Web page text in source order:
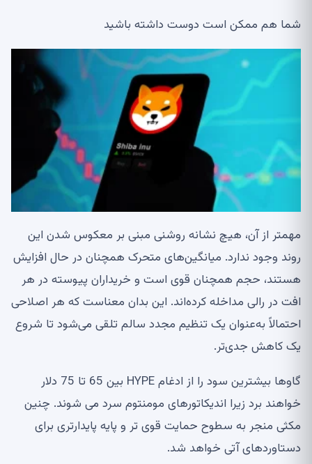
شما هم ممکن است دوست داشته باشید
مهمتر از آن، هیچ نشانه روشنی مبنی بر معکوس شدن این
روند وجود ندارد. میانگین‌های متحرک همچنان در حال افزایش
هستند، حجم همچنان قوی است و خریداران پیوسته در هر
افت در رالی مداخله کرده‌اند. این بدان معناست که هر اصلاحی
احتمالاً به‌عنوان یک تنظیم مجدد سالم تلقی می‌شود تا شروع
یک کاهش جدی‌تر.
گاوها بیشترین سود را از ادغام HYPE بین 65 تا 75 دلار
خواهند برد زیرا اندیکاتورهای مومنتوم سرد می شوند. چنین
مکثی منجر به سطوح حمایت قوی تر و پایه پایدارتری برای
دستاوردهای آتی خواهد شد.